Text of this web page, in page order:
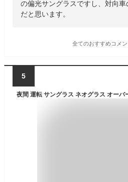
の偏光サングラスですし、対向
だと思います。
全てのおすすめコメン
5